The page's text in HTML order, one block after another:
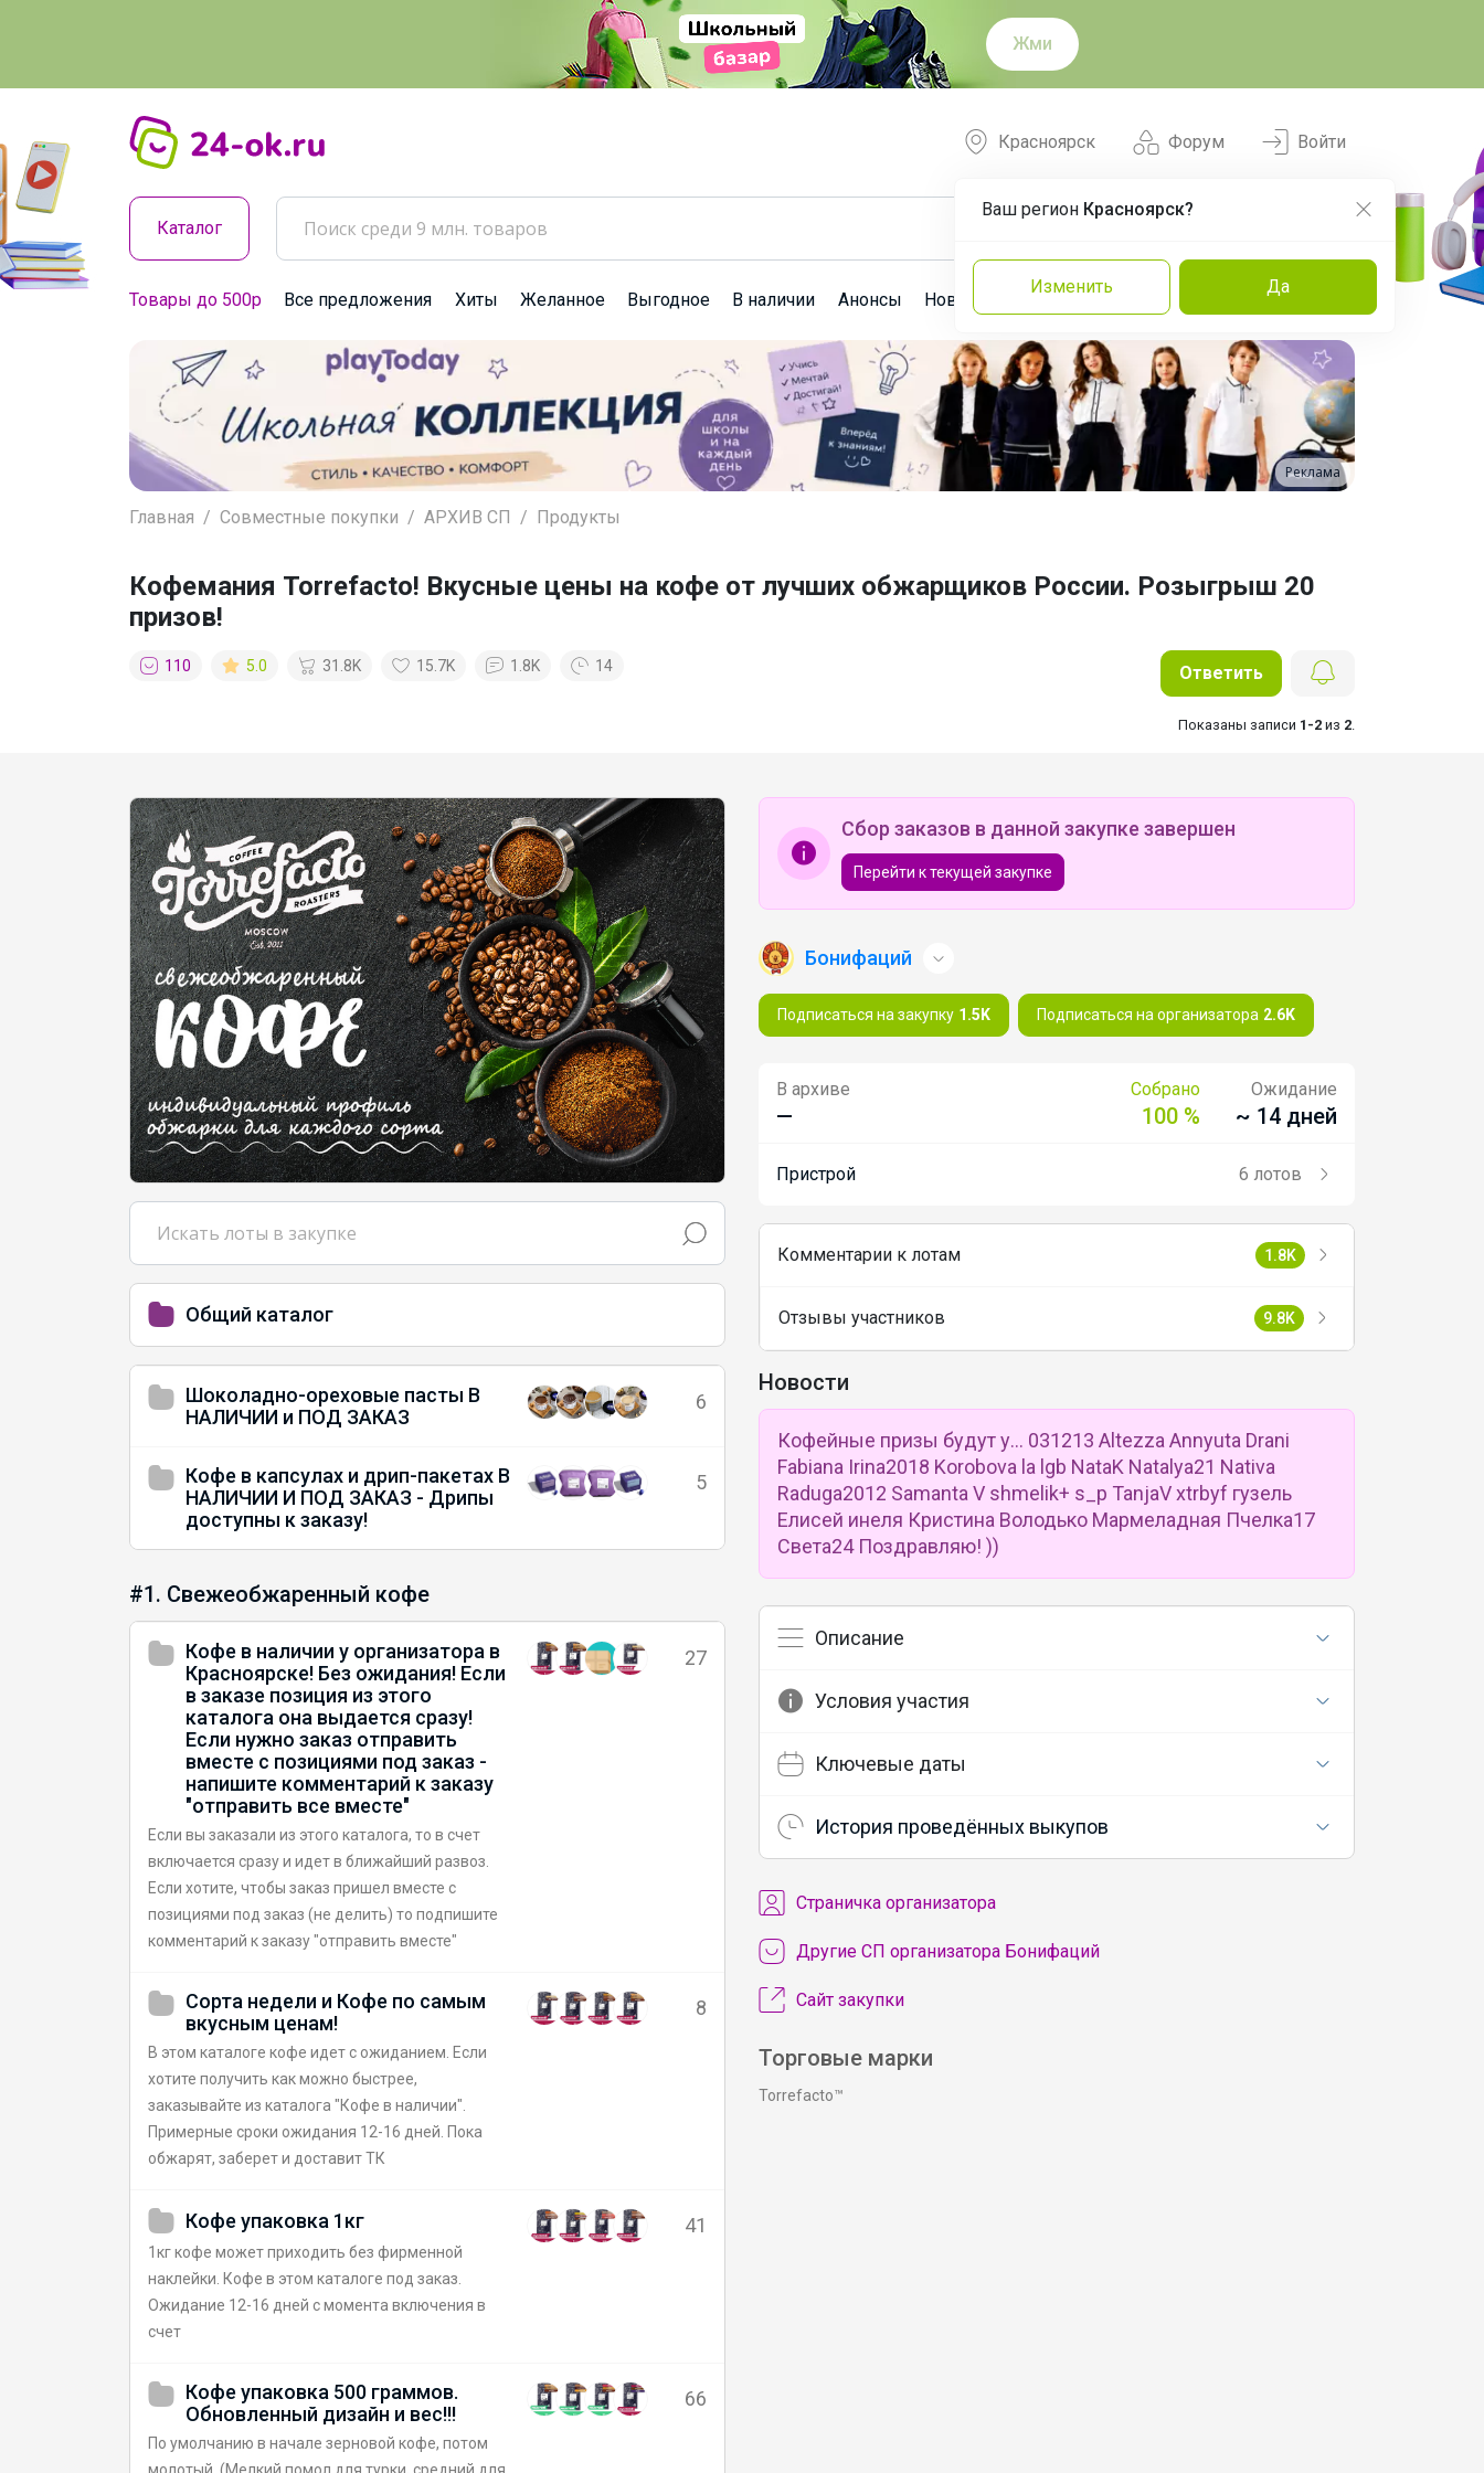
Жми
Форум
Красноярск
Ваш регион Красноярск?
Изменить Да
Войти
Каталог
Товары до 500р Все предложения Хиты Желанное Выгодное В наличии Анонсы Новости Команда Эксперты
Реклама
Главная Совместные покупки АРХИВ СП Продукты
Кофемания Torrefacto! Вкусные цены на кофе от лучших обжарщиков России. Розыгрыш 20
призов!
110 5.0 31.8K 15.7K 1.8K 14 Ответить
Показаны записи 1-2 из 2
Общий каталог
Шоколадно-ореховые пасты В
НАЛИЧИИ и ПОД ЗАКАЗ
6
Кофе в капсулах и дрип-пакетах В
НАЛИЧИИ И ПОД ЗАКАЗ - Дрипы
доступны к заказу!
5
#1. Свежеобжаренный кофе
Кофе в наличии у организатора в
Красноярске! Без ожидания! Если
в заказе позиция из этого
каталога она выдается сразу!
Если нужно заказ отправить
вместе с позициями под заказ -
напишите комментарий к заказу
"отправить все вместе"
Если вы заказали из этого каталога, то в счет
включается сразу и идет в ближайший развоз.
Если хотите, чтобы заказ пришел вместе с
позициями под заказ (не делить) то подпишите
комментарий к заказу "отправить вместе"
27
Сорта недели и Кофе по самым
вкусным ценам!
В этом каталоге кофе идет с ожиданием. Если
хотите получить как можно быстрее,
заказывайте из каталога "Кофе в наличии".
Примерные сроки ожидания 12-16 дней. Пока
обжарят, заберет и доставит ТК
8
Кофе упаковка 1кг
1кг кофе может приходить без фирменной
наклейки. Кофе в этом каталоге под заказ.
Ожидание 12-16 дней с момента включения в
счет
41
Кофе упаковка 500 граммов.
Обновленный дизайн и вес!!!
По умолчанию в начале зерновой кофе, потом
66
Сбор заказов в данной закупке завершен
Перейти к текущей закупке
Бонифаций
Подписаться на закупку 1.5K Подписаться на организатора 2.6K
В архиве
—
Собрано
100 %
Ожидание
~ 14 дней
Пристрой 6 лотов
Комментарии к лотам 1.8K
Отзывы участников 9.8K
Новости
Кофейные призы будут у... 031213 Altezza Annyuta Drani
Fabiana Irina2018 Korobova la lgb NataK Natalya21 Nativa
Raduga2012 Samanta V shmelik+ s_p TanjaV xtrbyf гузель
Елисей инеля Кристина Володько Мармеладная Пчелка17
Света24 Поздравляю! ))
Описание
Условия участия
Ключевые даты
История проведённых выкупов
Cтраничка организатора
Другие СП организатора Бонифаций
Сайт закупки
Торговые марки
Torrefacto™